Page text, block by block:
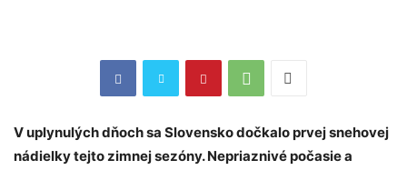
V uplynulých dňoch sa Slovensko dočkalo prvej snehovej
nádielky tejto zimnej sezóny. Nepriaznivé počasie a